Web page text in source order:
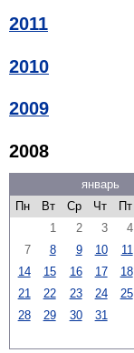
2011
2010
2009
2008
январь
Пн
Вт Ср Чт Пт
1
2 3 4
7
8 9 10 11
14
15 16 17 18
21
22 23 24 25
28
29 30 31